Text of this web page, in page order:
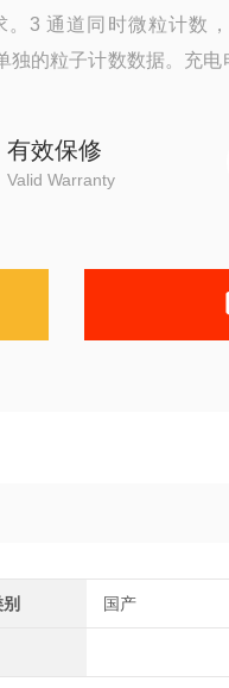
3 通道同时微粒计数
的粒子计数数据。充
有效保修
Valid Warranty
国产